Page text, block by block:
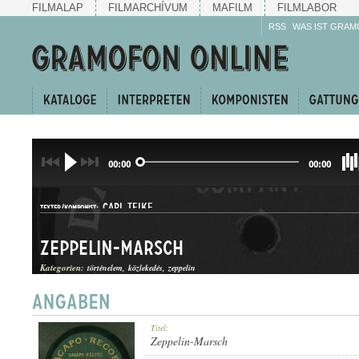
FILMALAP FILMARCHÍVUM MAFILM FILMLABOR
RSS WAS IST
00:00 00:00
TEXTER/KOMPONIST: CARL TEIKE
INDULÓ
Zeppelin-Marsch
Kategorien: történelem közlekedés zeppelin
Titel:
Zeppelin-Marsch